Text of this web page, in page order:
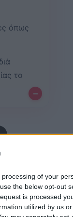
of your
the below opt-out
is processed
utilized by us
όπως
το
–